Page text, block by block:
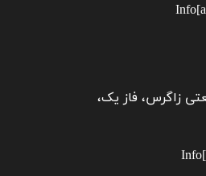
زاگرس، فاز یک،